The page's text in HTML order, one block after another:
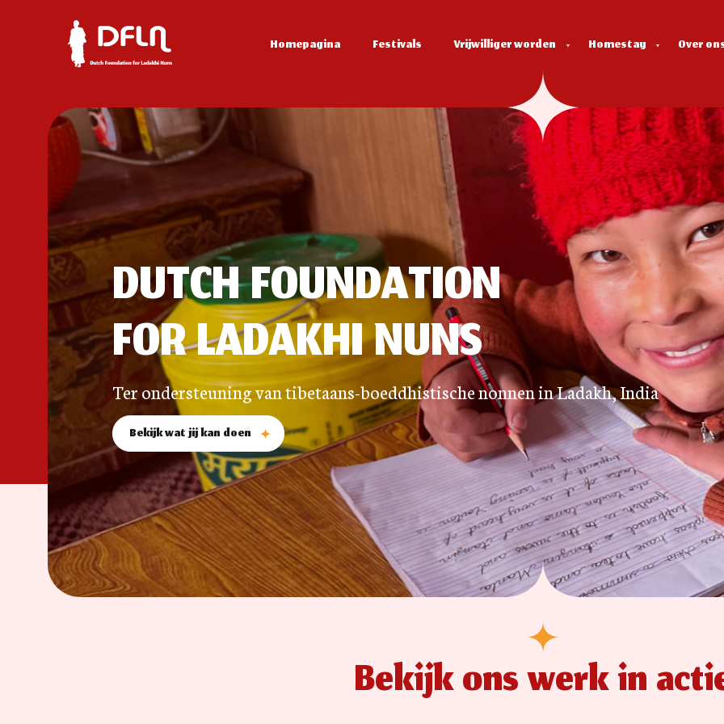
Homepagina Festivals Vrijwilliger worden Homestay Over
DUTCH FOUNDATION
FOR LADAKHI NUNS
Ter ondersteuning van tibetaans-boeddhistische nonnen in Ladakh, India
Bekijk wat jij kan doen
Bekijk ons werk in